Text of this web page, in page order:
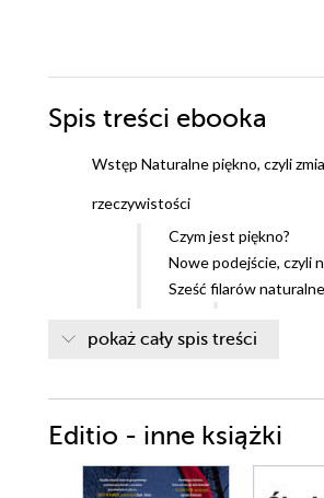
Spis treści ebooka
Wstęp Naturalne piękno, czyli
rzeczywistości
Czym jest piękno?
Nowe podejście, czyli
Sześć filarów
wewnętrzna
Filar 4.
Filar 5.
pokaż cały spis treści
Editio - inne książki